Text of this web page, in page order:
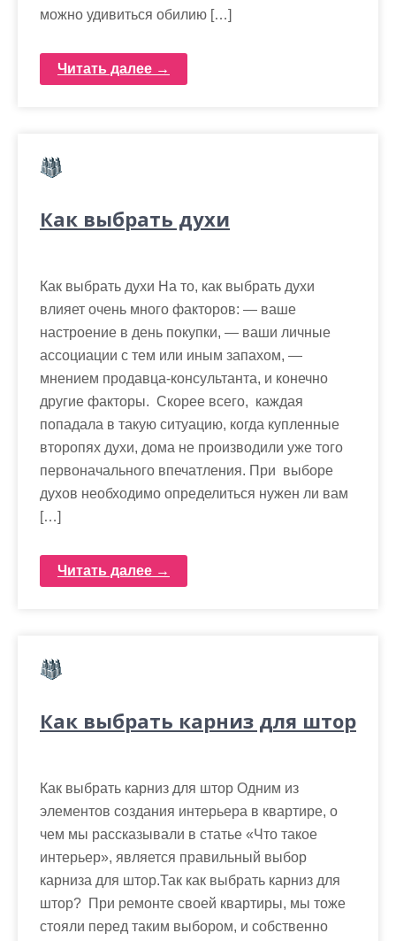
можно удивиться обилию […]
Читать далее →
Как выбрать духи
Как выбрать духи На то, как выбрать духи
влияет очень много факторов: — ваше
настроение в день покупки, — ваши личные
ассоциации с тем или иным запахом, —
мнением продавца-консультанта, и конечно
другие факторы. Скорее всего, каждая
попадала в такую ситуацию, когда купленные
второпях духи, дома не производили уже того
первоначального впечатления. При выборе
духов необходимо определиться нужен ли вам
[…]
Читать далее →
Как выбрать карниз для штор
Как выбрать карниз для штор Одним из
элементов создания интерьера в квартире, о
чем мы рассказывали в статье «Что такое
интерьер», является правильный выбор
карниза для штор.Так как выбрать карниз для
штор? При ремонте своей квартиры, мы тоже
стояли перед таким выбором, и собственно